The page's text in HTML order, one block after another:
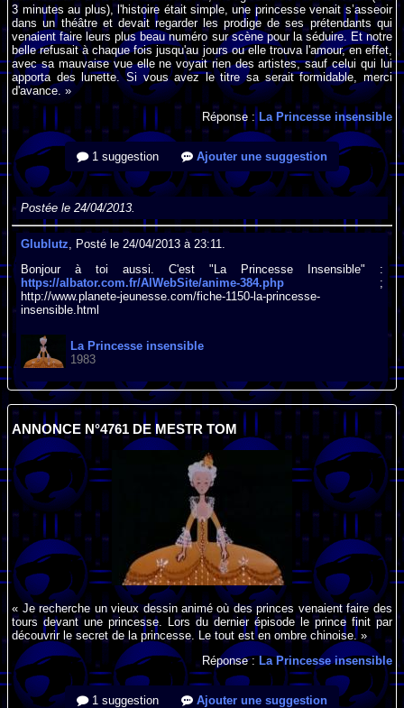
3 minutes au plus), l'histoire était simple, une princesse venait s’asseoir
dans un théâtre et devait regarder les prodige de ses prétendants qui
venaient faire leurs plus beau numéro sur scène pour la séduire. Et notre
belle refusait à chaque fois jusqu'au jours ou elle trouva l'amour, en effet,
avec sa mauvaise vue elle ne voyait rien des artistes, sauf celui qui lui
apporta des lunette. Si vous avez le titre sa serait formidable, merci
d'avance. »
Réponse :La Princesse insensible
1 suggestion Ajouter une suggestion
Postée le 24/04/2013.
Glublutz , Posté le 24/04/2013 à 23:11.
Bonjour à toi aussi. C'est "La Princesse Insensible" :
https://albator.com.fr/AlWebSite/anime-384.php ;
http://www.planete-jeunesse.com/fiche-1150-la-princesse-
insensible.html
La Princesse insensible
1983
ANNONCE N°4761 DE MESTR TOM
« Je recherche un vieux dessin animé où des princes venaient faire des
tours devant une princesse. Lors du dernier épisode le prince finit par
découvrir le secret de la princesse. Le tout est en ombre chinoise. »
Réponse : La Princesse insensible
1 suggestion Ajouter une suggestion